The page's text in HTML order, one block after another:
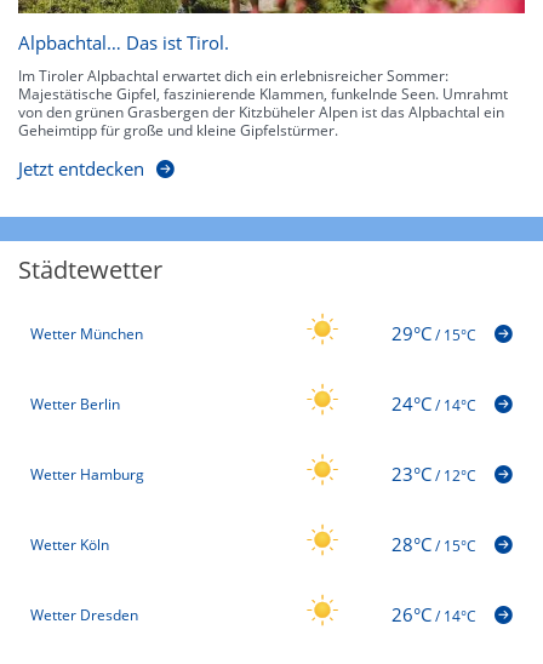
Alpbachtal… Das ist Tirol.
Im Tiroler Alpbachtal erwartet dich ein erlebnisreicher Sommer:
Majestätische Gipfel, faszinierende Klammen, funkelnde Seen. Umrahmt
von den grünen Grasbergen der Kitzbüheler Alpen ist das Alpbachtal ein
Geheimtipp für große und kleine Gipfelstürmer.
Jetzt entdecken
Städtewetter
Wetter München 29°C/15°C
Wetter Berlin 24°C/14°C
Wetter Hamburg 23°C/12°C
Wetter Köln 28°C/15°C
Wetter Dresden 26°C/14°C